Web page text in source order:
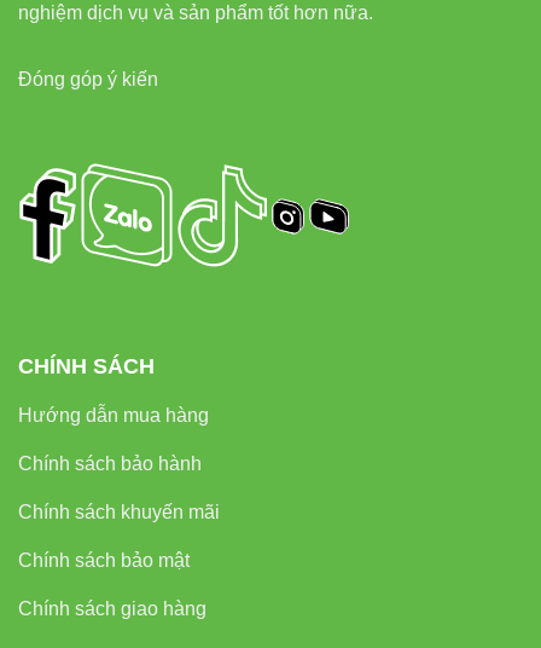
nghiệm dịch vụ và sản phẩm tốt hơn nữa.
Đóng góp ý kiến
CHÍNH SÁCH
Hướng dẫn mua hàng
Chính sách bảo hành
Chính sách khuyến mãi
Chính sách bảo mật
Chính sách giao hàng